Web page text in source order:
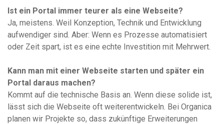
Ist ein Portal immer teurer als eine Webseite?
Ja, meistens. Weil Konzeption, Technik und Entwicklung
aufwendiger sind. Aber: Wenn es Prozesse automatisiert
oder Zeit spart, ist es eine echte Investition mit Mehrwert.
Kann man mit einer Webseite starten und später ein
Portal daraus machen?
Kommt auf die technische Basis an. Wenn diese solide ist,
lässt sich die Webseite oft weiterentwickeln. Bei Organica
planen wir Projekte so, dass zukünftige Erweiterungen